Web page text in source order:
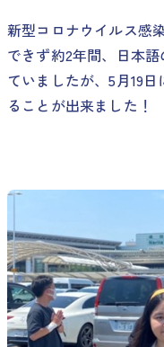
新型コロナウイルス感
できず約2年間、日本
ていましたが、5月19
ることが出来ました！